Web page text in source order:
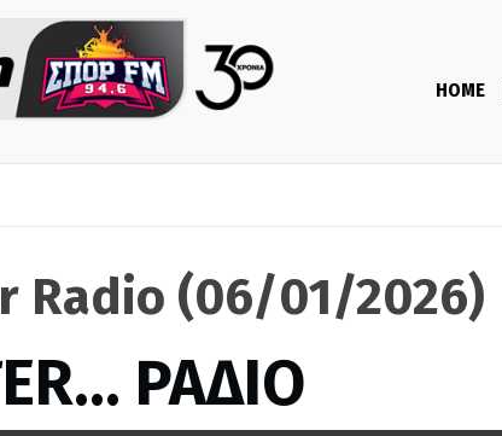
HOME
Radio (06/01/2026)
ΡΑΔΙΟ